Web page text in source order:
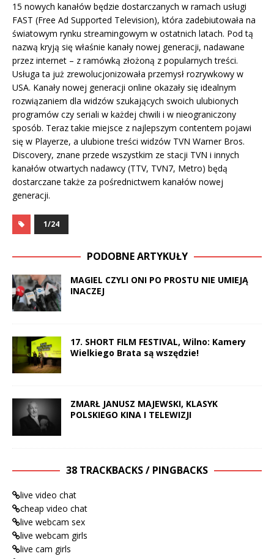
15 nowych kanałów będzie dostarczanych w ramach usługi
FAST (Free Ad Supported Television), która zadebiutowała na
światowym rynku streamingowym w ostatnich latach. Pod tą
nazwą kryją się właśnie kanały nowej generacji, nadawane
przez internet – z ramówką złożoną z popularnych treści.
Usługa ta już zrewolucjonizowała przemysł rozrywkowy w
USA. Kanały nowej generacji online okazały się idealnym
rozwiązaniem dla widzów szukających swoich ulubionych
programów czy seriali w każdej chwili i w nieograniczony
sposób. Teraz takie miejsce z najlepszym contentem pojawi
się w Playerze, a ulubione treści widzów TVN Warner Bros.
Discovery, znane przede wszystkim ze stacji TVN i innych
kanałów otwartych nadawcy (TTV, TVN7, Metro) będą
dostarczane także za pośrednictwem kanałów nowej
generacji.
1/24
PODOBNE ARTYKUŁY
MAGIEL CZYLI ONI PO PROSTU NIE UMIEJĄ
INACZEJ
17. SHORT FILM FESTIVAL, Wilno: Kamery
Wielkiego Brata są wszędzie!
ZMARŁ JANUSZ MAJEWSKI, KLASYK
POLSKIEGO KINA I TELEWIZJI
38 TRACKBACKS / PINGBACKS
live video chat
cheap video chat
live webcam sex
live webcam girls
live cam girls